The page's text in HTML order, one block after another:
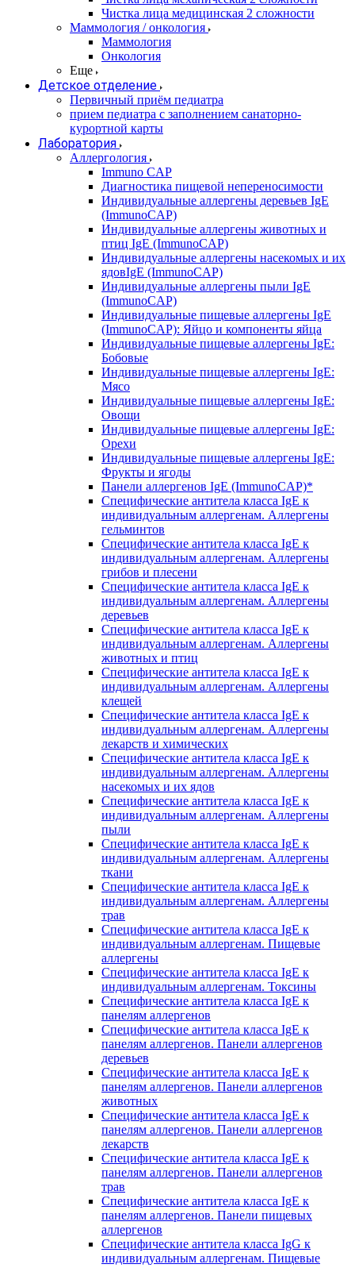
Чистка лица медицинская 2 сложности
Маммология / онкология
Маммология
Онкология
Еще
Детское отделение
Первичный приём педиатра
прием педиатра с заполнением санаторно-
курортной карты
Лаборатория
Аллергология
Immuno CAP
Диагностика пищевой непереносимости
Индивидуальные аллергены деревьев IgE
(ImmunoCAP)
Индивидуальные аллергены животных и
птиц IgE (ImmunoCAP)
Индивидуальные аллергены насекомых и их
ядовIgE (ImmunoCAP)
Индивидуальные аллергены пыли IgE
(ImmunoCAP)
Индивидуальные пищевые аллергены IgE
(ImmunoCAP): Яйцо и компоненты яйца
Индивидуальные пищевые аллергены IgE:
Бобовые
Индивидуальные пищевые аллергены IgE:
Мясо
Индивидуальные пищевые аллергены IgE:
Овощи
Индивидуальные пищевые аллергены IgE:
Орехи
Индивидуальные пищевые аллергены IgE:
Фрукты и ягоды
Панели аллергенов IgE (ImmunoCAP)*
Специфические антитела класса IgE к
индивидуальным аллергенам. Аллергены
гельминтов
Специфические антитела класса IgE к
индивидуальным аллергенам. Аллергены
грибов и плесени
Специфические антитела класса IgE к
индивидуальным аллергенам. Аллергены
деревьев
Специфические антитела класса IgE к
индивидуальным аллергенам. Аллергены
животных и птиц
Специфические антитела класса IgE к
индивидуальным аллергенам. Аллергены
клещей
Специфические антитела класса IgE к
индивидуальным аллергенам. Аллергены
лекарств и химических
Специфические антитела класса IgE к
индивидуальным аллергенам. Аллергены
насекомых и их ядов
Специфические антитела класса IgE к
индивидуальным аллергенам. Аллергены
пыли
Специфические антитела класса IgE к
индивидуальным аллергенам. Аллергены
ткани
Специфические антитела класса IgE к
индивидуальным аллергенам. Аллергены
трав
Специфические антитела класса IgE к
индивидуальным аллергенам. Пищевые
аллергены
Специфические антитела класса IgE к
индивидуальным аллергенам. Токсины
Специфические антитела класса IgE к
панелям аллергенов
Специфические антитела класса IgE к
панелям аллергенов. Панели аллергенов
деревьев
Специфические антитела класса IgE к
панелям аллергенов. Панели аллергенов
животных
Специфические антитела класса IgE к
панелям аллергенов. Панели аллергенов
лекарств
Специфические антитела класса IgE к
панелям аллергенов. Панели аллергенов
трав
Специфические антитела класса IgE к
панелям аллергенов. Панели пищевых
аллергенов
Специфические антитела класса IgG к
индивидуальным аллергенам. Пищевые